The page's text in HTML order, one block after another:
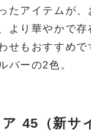
たアイテムが、
より華やかで
せもおすすめで
バーの2色。
45（新サ